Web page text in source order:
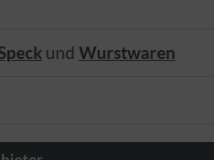
und Wurstwaren